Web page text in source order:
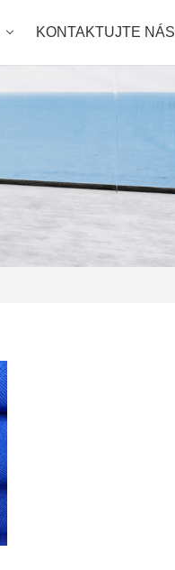
KONTAKTUJTE NÁS